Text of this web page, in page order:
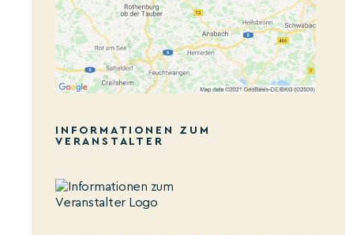
INFORMATIONEN ZUM
VERANSTALTER